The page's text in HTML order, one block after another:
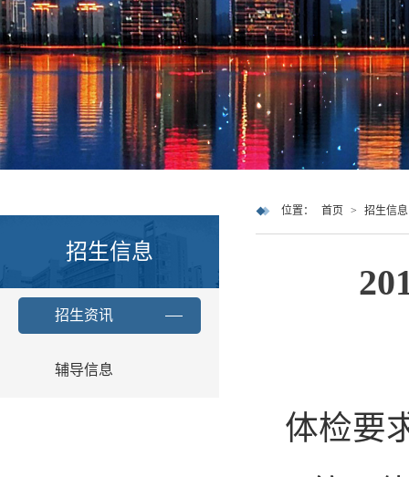
招生信息
招生资讯
辅导信息
位置： 首页 > 招生信息
体检要